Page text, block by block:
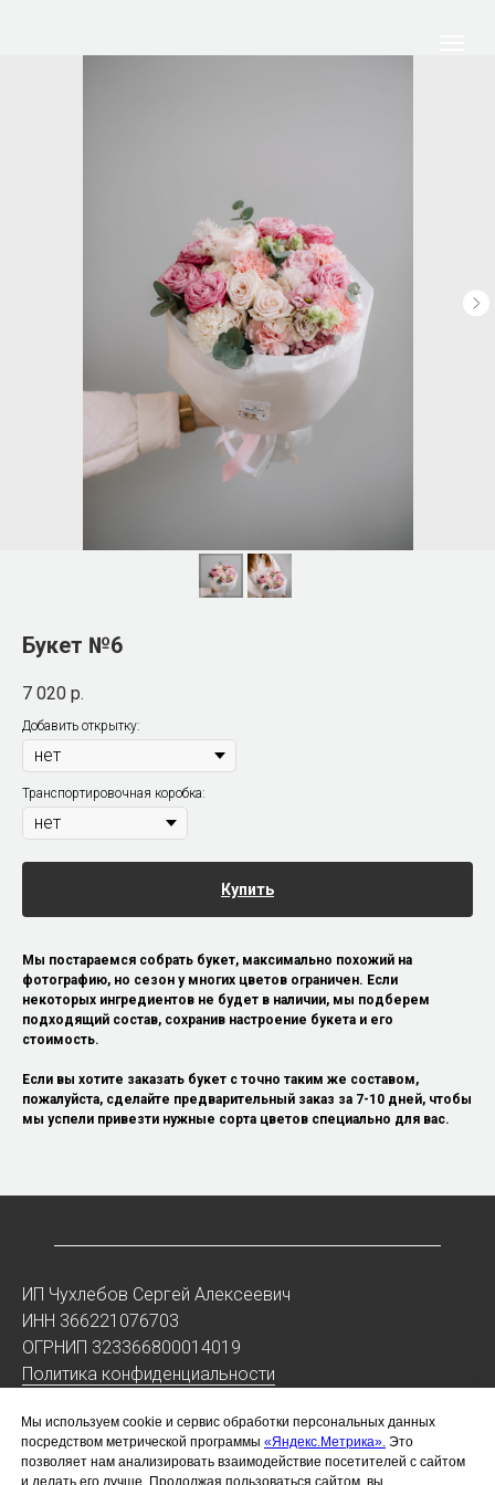
Букет №6
7 020 р.
Добавить открытку:
Транспортировочная коробка:
Купить
Мы постараемся собрать букет, максимально похожий на
фотографию, но сезон у многих цветов ограничен. Если
некоторых ингредиентов не будет в наличии, мы подберем
подходящий состав, сохранив настроение букета и его
стоимость.
Если вы хотите заказать букет с точно таким же составом,
пожалуйста, сделайте предварительный заказ за 7-10 дней, чтобы
мы успели привезти нужные сорта цветов специально для вас.
ИП Чухлебов Сергей Алексеевич
ИНН 366221076703
ОГРНИП 323366800014019
Политика конфиденциальности
Воронеж, проспект Революции, 26/28
Работаем каждый день с 8:00 до 22:00
Доставляем цветы круглосуточно
Мы используем cookie и сервис обработки персональных данных
посредством метрической программы «Яндекс.Метрика». Это
позволяет нам анализировать взаимодействие посетителей с сайтом